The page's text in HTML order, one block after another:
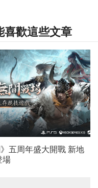
喜歡這些文章
五周年盛大開戰 新地
場